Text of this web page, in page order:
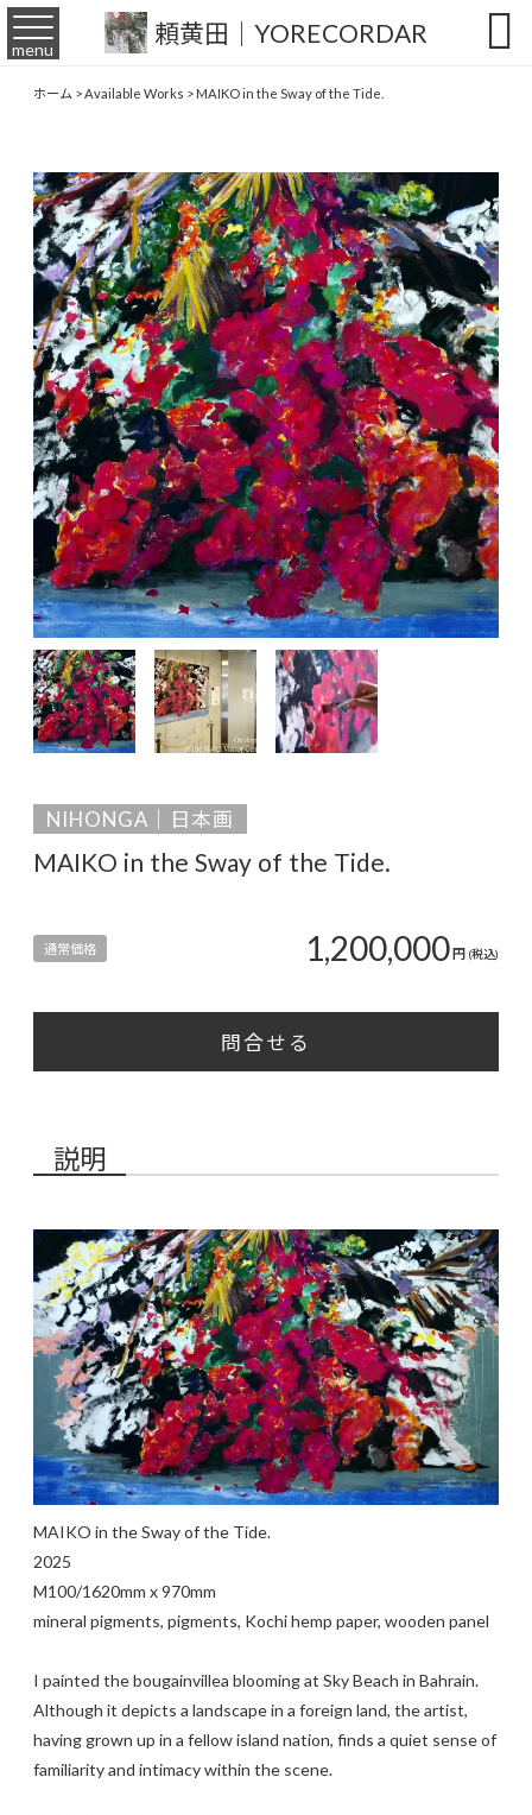
頼黄田｜YORECORDAR
menu 
ホーム>Available Works >MAIKO in the Sway of the Tide.
NIHONGA｜日本画
MAIKO in the Sway of the Tide.
通常価格 1,200,000円 (税込)
問合せる
説明
MAIKO in the Sway of the Tide.
2025
M100/1620mm x 970mm
mineral pigments, pigments, Kochi hemp paper, wooden panel
I painted the bougainvillea blooming at Sky Beach in Bahrain.
Although it depicts a landscape in a foreign land, the artist,
having grown up in a fellow island nation, finds a quiet sense of
familiarity and intimacy within the scene.